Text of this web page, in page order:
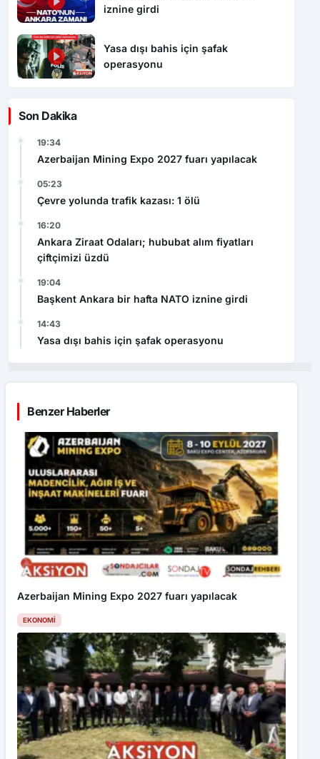
iznine girdi
Yasa dışı bahis için şafak
operasyonu
Son Dakika
19:34
Azerbaijan Mining Expo 2027 fuarı yapılacak
05:23
Çevre yolunda trafik kazası: 1 ölü
16:20
Ankara Ziraat Odaları; hububat alım fiyatları
çiftçimizi üzdü
19:04
Başkent Ankara bir hafta NATO iznine girdi
14:43
Yasa dışı bahis için şafak operasyonu
Benzer Haberler
Azerbaijan Mining Expo 2027 fuarı yapılacak
EKONOMI